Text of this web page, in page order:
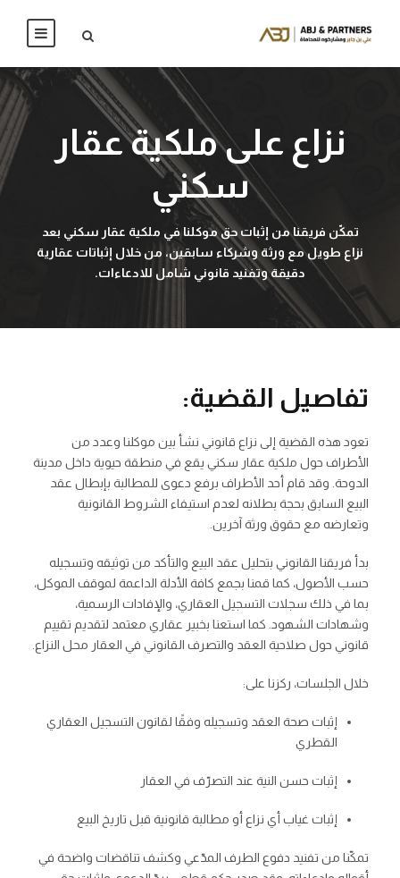
نزاع على ملكية عقار
سكني
تمكّن فريقنا من إثبات حق موكلنا في ملكية عقار سكني بعد
نزاع طويل مع ورثة وشركاء سابقين، من خلال إثباتات عقارية
دقيقة وتفنيد قانوني شامل للادعاءات.
تفاصيل القضية:
تعود هذه القضية إلى نزاع قانوني نشأ بين موكلنا وعدد من
الأطراف حول ملكية عقار سكني يقع في منطقة حيوية داخل مدينة
الدوحة. وقد قام أحد الأطراف برفع دعوى للمطالبة بإبطال عقد
البيع السابق بحجة بطلانه لعدم استيفاء الشروط القانونية
وتعارضه مع حقوق ورثة آخرين.
بدأ فريقنا القانوني بتحليل عقد البيع والتأكد من توثيقه وتسجيله
حسب الأصول، كما قمنا بجمع كافة الأدلة الداعمة لموقف الموكل،
بما في ذلك سجلات التسجيل العقاري، والإفادات الرسمية،
وشهادات الشهود. كما استعنا بخبير عقاري معتمد لتقديم تقييم
قانوني حول صلاحية العقد والتصرف القانوني في العقار محل النزاع.
خلال الجلسات، ركزنا على:
إثبات صحة العقد وتسجيله وفقًا لقانون التسجيل العقاري
القطري
إثبات حسن النية عند التصرّف في العقار
إثبات غياب أي نزاع أو مطالبة قانونية قبل تاريخ البيع
تمكّنا من تفنيد دفوع الطرف المدّعي وكشف تناقضات واضحة في